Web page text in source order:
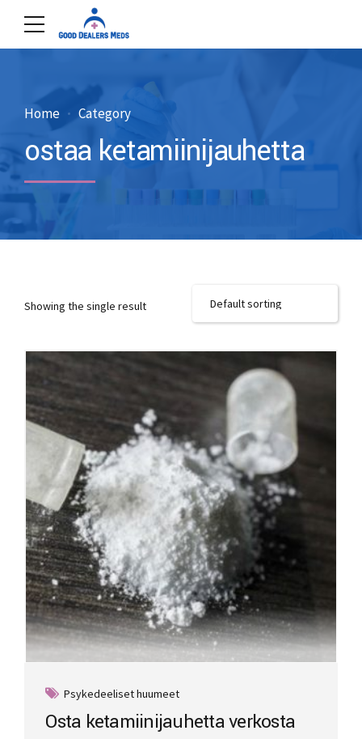
Home Category
ostaa ketamiinijauhetta
Showing the single result
Psykedeeliset huumeet
Osta ketamiinijauhetta verkosta